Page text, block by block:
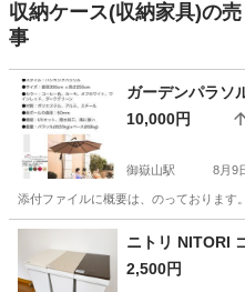
収納ケース(収納家具)の
事
ガーデンパラソ
10,000円
御嶽山駅 8月9
添付ファイルに概要は、のっております
東京 大田区 御嶽山駅 その
ニトリ NITORI
2,500円